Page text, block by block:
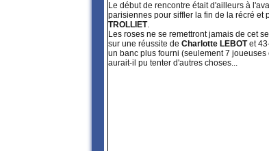
Le début de rencontre était d'ailleurs à
parisiennes pour siffler la fin de la récré et
TROLLIET.
Les roses ne se remettront jamais de cet
sur une réussite de Charlotte LEBOTet
un banc plus fourni (seulement 7
aurait-il pu tenter d'autres choses...